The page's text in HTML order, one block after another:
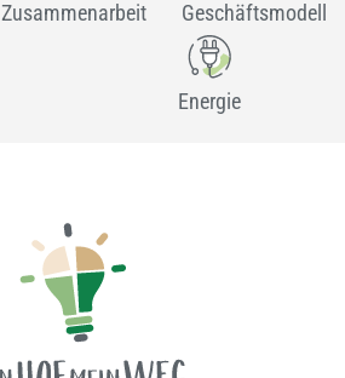
Zusammenarbeit Geschäftsmodell
Energie